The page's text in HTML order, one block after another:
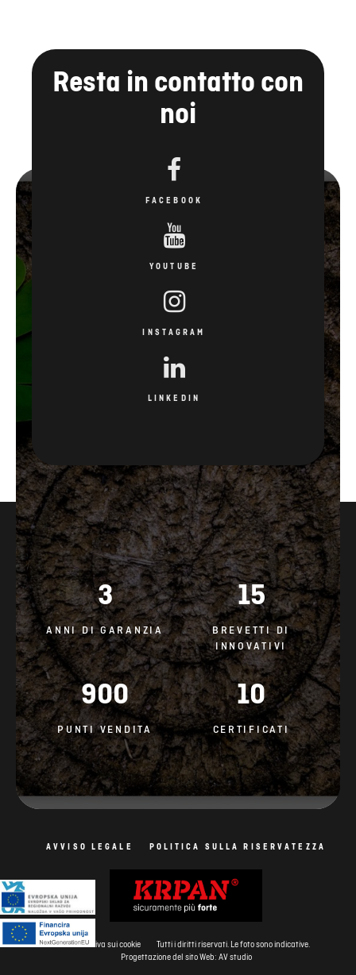
Resta in contatto con
noi
FACEBOOK
YOUTUBE
INSTAGRAM
LINKEDIN
3
ANNI DI GARANZIA
15
BREVETTI DI
INNOVATIVI
900
PUNTI VENDITA
10
CERTIFICATI
AVVISO LEGALE POLITICA SULLA RISERVATEZZA
Informativa sui cookie
Tutti i diritti riservati. Le foto sono indicative.
Progettazione del sito Web: AV studio